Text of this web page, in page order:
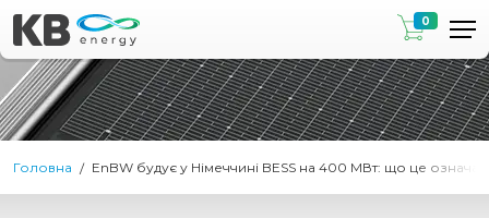
0
Головна EnBW будує у Німеччині BESS на 400 МВт: що це